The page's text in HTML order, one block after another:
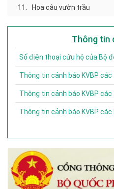
11. Hoa câu vườn trầu
Thông tin
Số điện thoại cứu hộ của Bộ
Thông tin cảnh báo KVBP các
Thông tin cảnh báo KVBP
Thông tin cảnh báo KVBP các